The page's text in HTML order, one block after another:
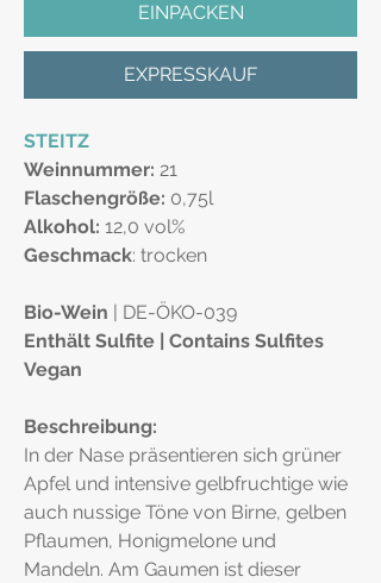
EINPACKEN
EXPRESSKAUF
STEITZ
Weinnummer: 21
Flaschengröße: 0,75l
Alkohol: 12,0 vol%
Geschmack: trocken
Bio-Wein | DE-ÖKO-039
Enthält Sulfite | Contains Sulfites
Vegan
Beschreibung:
In der Nase präsentieren sich grüner
Apfel und intensive gelbfruchtige wie
auch nussige Töne von Birne, gelben
Pflaumen, Honigmelone und
Mandeln. Am Gaumen ist dieser